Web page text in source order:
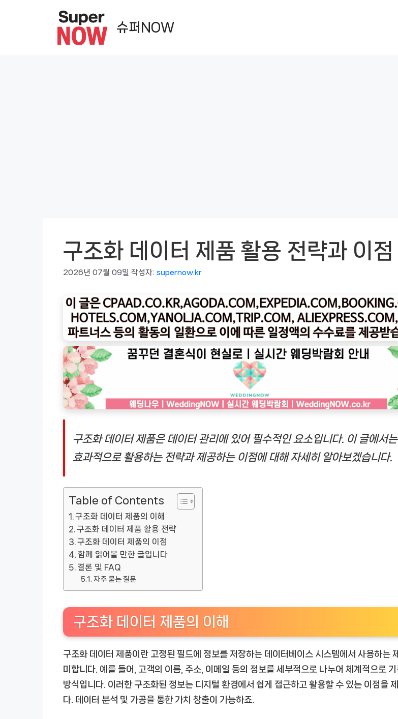
슈퍼NOW
구조화 데이터 제품 활용 전략과 이점
2026년 07월 09일 작성자: supernow.kr
구조화 데이터 제품은 데이터 관리에 있어 필수적인 요소입니다. 이 글에서
효과적으로 활용하는 전략과 제공하는 이점에 대해 자세히 알아보겠습니다.
Table of Contents
구조화 데이터 제품의 이해
구조화 데이터 제품 활용 전략
구조화 데이터 제품의 이점
함께 읽어볼 만한 글입니다
결론 및 FAQ
자주 묻는 질문
구조화 데이터 제품의 이해
구조화 데이터 제품이란 고정된 필드에 정보를 저장하는 데이터베이스 시스템에서 사용하는
미합니다. 예를 들어, 고객의 이름, 주소, 이메일 등의 정보를 세부적으로 나누어 체계적으로
방식입니다. 이러한 구조화된 정보는 디지털 환경에서 쉽게 접근하고 활용할 수 있는 이점을
다. 데이터 분석 및 가공을 통한 가치 창출이 가능하죠.